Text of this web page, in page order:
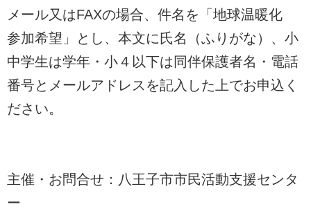
メール又はFAXの場合、件名を「地球温暖化
参加希望」とし、本文に氏名（ふりがな）、小
中学生は学年・小４以下は同伴保護者名・電話
番号とメールアドレスを記入した上でお申込く
ださい。
主催・お問合せ：八王子市市民活動支援センタ
ー